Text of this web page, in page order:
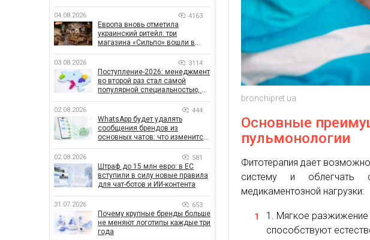
bronchipret.ua
Основные
пульмонологии
Фитотерапия дает
систему и облегчать
медикаментозной нагрузки:
Мягкое разжижение
способствуют
04.08.2026 4163
Европа вновь отметила
украинский ритейл: три
магазина «Сильпо» вошли в
03.08.2026 3114
Поступление-2026: менеджмент
во второй раз стал самой
популярной специальностью, а
рекордным за последние 5 лет
02.08.2026 444
WhatsApp будет удалять
сообщения брендов из
основных чатов: что изменится
02.08.2026 581
Штраф до 15 млн евро: в ЕС
вступили в силу новые правила
для чат-ботов и ИИ-контента
31.07.2026 653
Почему крупные бренды больше
не меняют логотипы каждые три
года